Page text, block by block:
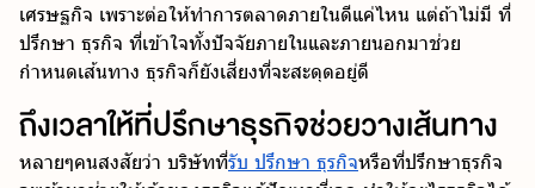
เศรษฐกิจ เพราะต่อให้ทำการตลาดภายในดีแค่ไหน แต่ถ้าไม่มี ที่
ปรึกษา ธุรกิจ ที่เข้าใจทั้งปัจจัยภายในและภายนอกมาช่วย
กำหนดเส้นทาง ธุรกิจก็ยังเสี่ยงที่จะสะดุดอยู่ดี
ถึงเวลาให้ที่ปรึกษาธุรกิจช่วยวางเส้นทาง
หลายๆคนสงสัยว่า บริษัทที่รับ ปรึกษา ธุรกิจหรือที่ปรึกษาธุรกิจ